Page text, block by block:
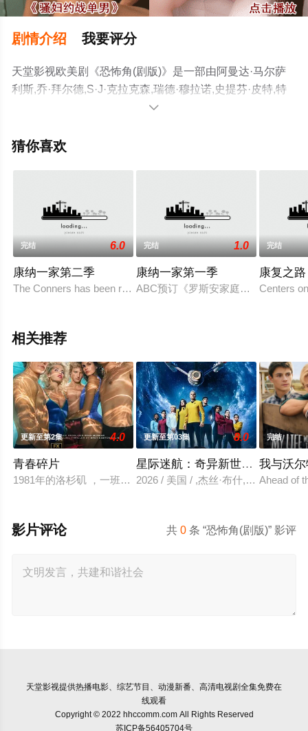
剧情介绍 我要评分
天堂影视欧美剧《恐怖角(剧版)》是一部由阿曼达·马尔萨
利斯,乔·拜尔德,S·J·克拉克森,瑞德·穆拉诺,史提芬·皮特,特
里·爱德华·沙尔茨,莫滕·泰杜姆,乔纳森·范塔勒肯,斯蒂芬·威
森,萨曼莎·克利福德,多特·克劳德,派特里克·费斯克勒,瑞安·
斯,马龙·托马斯,哈里森·斯通等演员精彩演绎的美国电视
剧，大结局剧情已揭晓（全10集），手机免费观看高清未
删减完整版电视剧全集就上天堂电影网，热播电视剧提前
免费观看，更多剧情信息可移步至豆瓣电视剧、电视猫或
剧情网等平台了解。

猜你喜欢
完结 6.0
康纳一家第二季
The Conners has been renewed! Karey Burke, president, ABC
完结 1.0
康纳一家第一季
ABC预订《罗斯安家庭生活》衍生剧
完结
康复之路
Centers
相关推荐
更新至第2集 4.0
青春碎片
1981年的洛杉矶 ，一班精英名校的高中生原本过住灿烂生活，
更新至第03集 8.0
星际迷航：奇异新世界 第四季
2026 / 美国 / ,杰丝·布什,克里斯蒂娜·
完结
我与沃
Ahead of
共0 条 “恐怖角(剧版)” 影评
影片评论
天堂影视提供热播电影、综艺节目、动漫新番、高清电视剧全集免费在
线观看
Copyright © 2022 hhccomm.com All Rights Reserved
苏ICP备56405704号